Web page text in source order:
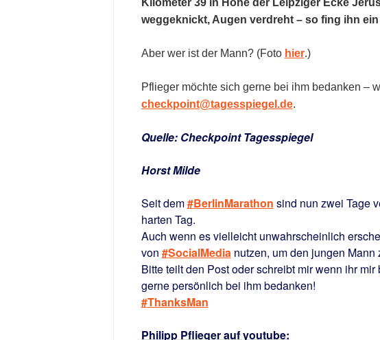
Kilometer 39 in Höhe der Leipziger Ecke
weggeknickt, Augen verdreht – so fing ihn
Aber wer ist der Mann? (Foto hier.)
Pflieger möchte sich gerne bei ihm bedanken –
checkpoint@tagesspiegel.de.
Quelle: Checkpoint Tagesspiegel
Horst Milde
Seit dem#BerlinMarathon sind nun zwei Tage
harten Tag.
Auch wenn es vielleicht unwahrscheinlich
von #SocialMedianutzen, um den jungen Mann
Bitte teilt den Post oder schreibt mir wenn ihr
gerne persönlich bei ihm bedanken!
#ThanksMan
Philipp Pflieger auf youtube: